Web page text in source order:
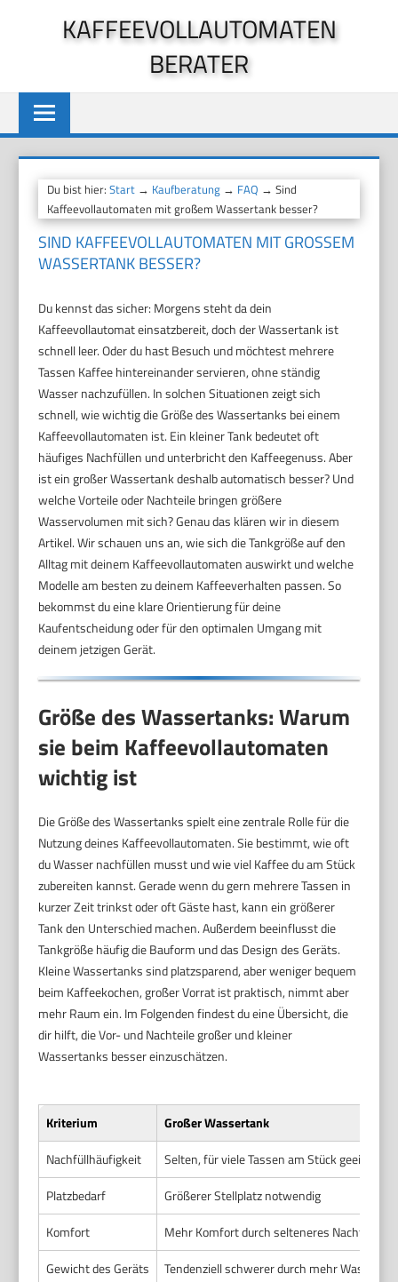
KAFFEEVOLLAUTOMATEN
BERATER
Du bist hier:Start → Kaufberatung → FAQ → Sind
Kaffeevollautomaten mit großem Wassertank besser?
SIND KAFFEEVOLLAUTOMATEN MIT GROSSEM W
ASSERTANK BESSER?
Du kennst das sicher: Morgens steht da dein
Kaffeevollautomat einsatzbereit, doch der Wassertank ist
schnell leer. Oder du hast Besuch und möchtest mehrere
Tassen Kaffee hintereinander servieren, ohne ständig
Wasser nachzufüllen. In solchen Situationen zeigt sich
schnell, wie wichtig die Größe des Wassertanks bei einem
Kaffeevollautomaten ist. Ein kleiner Tank bedeutet oft
häufiges Nachfüllen und unterbricht den Kaffeegenuss. Aber
ist ein großer Wassertank deshalb automatisch besser? Und
welche Vorteile oder Nachteile bringen größere
Wasservolumen mit sich? Genau das klären wir in diesem
Artikel. Wir schauen uns an, wie sich die Tankgröße auf den
Alltag mit deinem Kaffeevollautomaten auswirkt und welche
Modelle am besten zu deinem Kaffeeverhalten passen. So
bekommst du eine klare Orientierung für deine
Kaufentscheidung oder für den optimalen Umgang mit
deinem jetzigen Gerät.
Größe des Wassertanks: Warum
sie beim Kaffeevollautomaten
wichtig ist
Die Größe des Wassertanks spielt eine zentrale Rolle für die
Nutzung deines Kaffeevollautomaten. Sie bestimmt, wie oft
du Wasser nachfüllen musst und wie viel Kaffee du am Stück
zubereiten kannst. Gerade wenn du gern mehrere Tassen in
kurzer Zeit trinkst oder oft Gäste hast, kann ein größerer
Tank den Unterschied machen. Außerdem beeinflusst die
Tankgröße häufig die Bauform und das Design des Geräts.
Kleine Wassertanks sind platzsparend, aber weniger bequem
beim Kaffeekochen, großer Vorrat ist praktisch, nimmt aber
mehr Raum ein. Im Folgenden findest du eine Übersicht, die
dir hilft, die Vor- und Nachteile großer und kleiner
Wassertanks besser einzuschätzen.
Kriterium
Großer Wassertank
Nachfüllhäufigkeit
Selten, für viele Tassen am Stück geeignet
Platzbedarf
Größerer Stellplatz notwendig
Komfort
Mehr Komfort durch selteneres Nachfüllen
Gewicht des Geräts
Tendenziell schwerer durch mehr Wasser